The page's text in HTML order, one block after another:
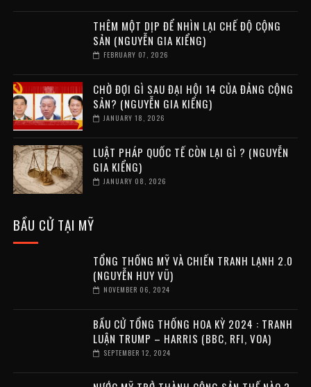
THÊM MỘT DỊP ĐỂ NHÌN LẠI CHẾ ĐỘ CỘNG
SẢN (NGUYỄN GIA KIỂNG)
FEBRUARY 07, 2026
CHỜ ĐỢI GÌ SAU ĐẠI HỘI 14 CỦA ĐẢNG CỘNG
SẢN? (NGUYỄN GIA KIỂNG)
JANUARY 18, 2026
LUẬT PHÁP QUỐC TẾ CÒN LẠI GÌ ? (NGUYỄN
GIA KIỂNG)
JANUARY 08, 2026
BẦU CỬ TẠI MỸ
TỔNG THỐNG MỸ VÀ CHIẾN TRANH LẠNH 2.0
(NGUYỄN HUY VŨ)
NOVEMBER 06, 2024
BẦU CỬ TỔNG THỐNG HOA KỲ 2024 : TRANH
LUẬN TRUMP – HARRIS (BBC, RFI, VOA)
SEPTEMBER 12, 2024